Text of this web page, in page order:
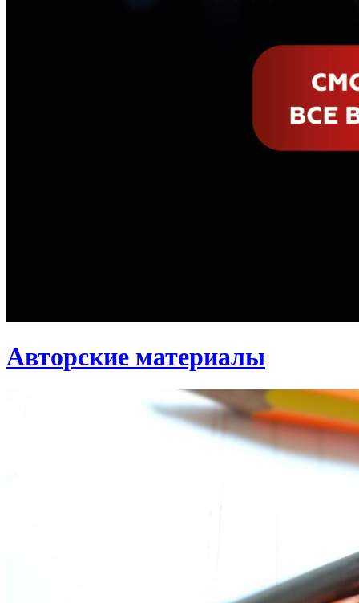
Авторские материалы